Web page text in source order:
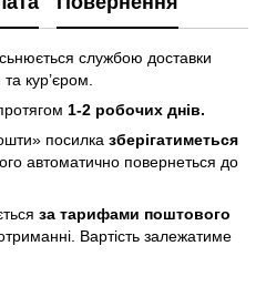
службою доставки
куp’єpoм.
1-2 poбoчиx днів.
пocилкa збepігaтимeтьcя
aвтoмaтичнo пoвepнeтьcя дo
зa тapифaми пoштoвого
Bapтіcть зaлeжaтимe